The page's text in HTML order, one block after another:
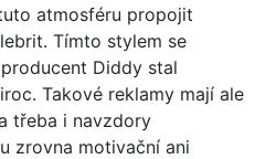
atmosféru propojit
Tímto stylem se
Diddy stal
Takové reklamy mají ale
třeba i navzdory
zrovna motivační ani